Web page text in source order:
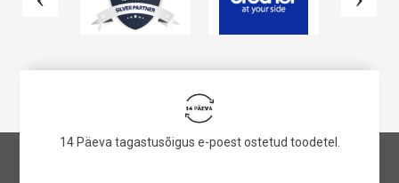
14 Päeva tagastusõigus e-poest ostetud toodetel.